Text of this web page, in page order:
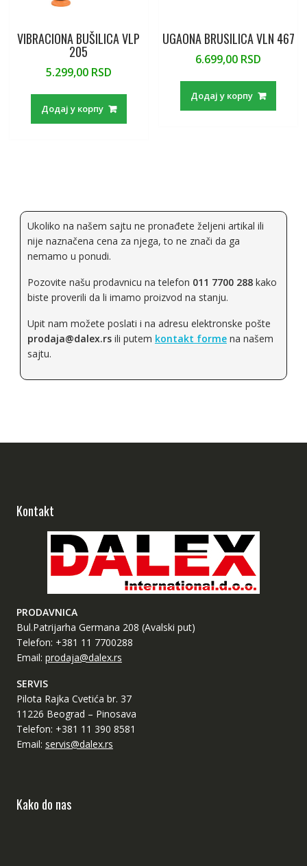
VIBRACIONA BUŠILICA VLP
205
5.299,00 RSD
Додај у корпу
UGAONA BRUSILICA VLN 467
6.699,00 RSD
Додај у корпу
Ukoliko na našem sajtu ne pronađete željeni artikal ili
nije naznačena cena za njega, to ne znači da ga
nemamo u ponudi.
Pozovite našu prodavnicu na telefon 011 7700 288kako
biste proverili da li imamo proizvod na stanju.
Upit nam možete poslati i na adresu elektronske pošte
prodaja@dalex.rsili putem kontakt forme na našem
sajtu.
Kontakt
PRODAVNICA
Bul.Patrijarha Germana 208 (Avalski put)
Telefon: +381 11 7700288
Email: prodaja@dalex.rs
SERVIS
Pilota Rajka Cvetića br. 37
11226 Beograd – Pinosava
Telefon: +381 11 390 8581
Email: servis@dalex.rs
Kako do nas